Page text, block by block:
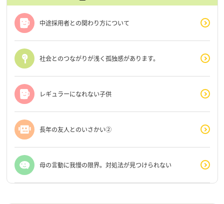
中途採用者との関わり方について
社会とのつながりが浅く孤独感があります。
レギュラーになれない子供
長年の友人とのいさかい②
母の言動に我慢の限界。対処法が見つけられない